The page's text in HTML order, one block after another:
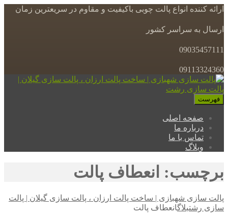
ارائه کننده انواع پالت چوبی باکیفیت و مقاوم در سریعترین زمان
ارسال به سراسر کشور
09035457111
09113324360
فهرست
صفحه اصلی
درباره ما
تماس با ما
وبلاگ
برچسب: انعطاف پالت
پالت سازی شهبازی | ساخت پالت ارزان ، پالت سازی گیلان | پالت
سازی رشتبلاگانعطاف پالت